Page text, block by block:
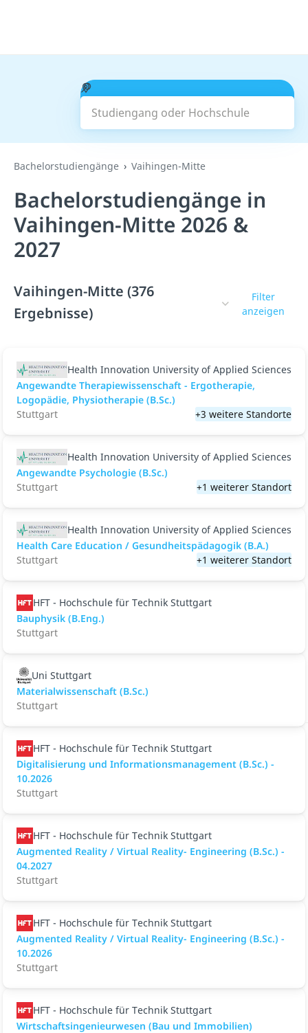
Studiengang oder Hochschule
Suchen
Bachelorstudiengänge Vaihingen-Mitte
Bachelorstudiengänge in
Vaihingen-Mitte 2026 &
2027
Vaihingen-Mitte (376
Ergebnisse)
Filter
anzeigen
Health Innovation University of Applied Sciences
Angewandte Therapiewissenschaft - Ergotherapie,
Logopädie, Physiotherapie (B.Sc.)
Stuttgart
+3 weitere Standorte
Health Innovation University of Applied Sciences
Angewandte Psychologie (B.Sc.)
Stuttgart
+1 weiterer Standort
Health Innovation University of Applied Sciences
Health Care Education / Gesundheitspädagogik (B.A.)
Stuttgart
+1 weiterer Standort
HFT - Hochschule für Technik Stuttgart
Bauphysik (B.Eng.)
Stuttgart
Uni Stuttgart
Materialwissenschaft (B.Sc.)
Stuttgart
HFT - Hochschule für Technik Stuttgart
Digitalisierung und Informationsmanagement (B.Sc.) -
10.2026
Stuttgart
HFT - Hochschule für Technik Stuttgart
Augmented Reality / Virtual Reality- Engineering (B.Sc.) -
04.2027
Stuttgart
HFT - Hochschule für Technik Stuttgart
Augmented Reality / Virtual Reality- Engineering (B.Sc.) -
10.2026
Stuttgart
HFT - Hochschule für Technik Stuttgart
Wirtschaftsingenieurwesen (Bau und Immobilien)